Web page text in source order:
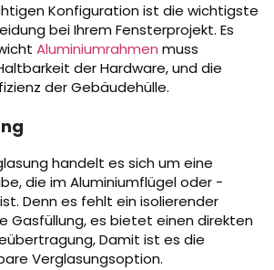
Konfiguration ist die wichtigste
bei Ihrem Fensterprojekt. Es
Aluminiumrahmen muss
der Hardware, und die
der Gebäudehülle.
handelt es sich um eine
die im Aluminiumflügel oder -
Denn es fehlt ein isolierender
Gasfüllung, es bietet einen direkten
Damit ist es die
Verglasungsoption.